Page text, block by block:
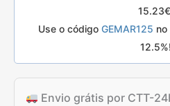
17.40€.
15.23€
Use o código GEMAR125
12.5%!
Envio grátis por CTT-